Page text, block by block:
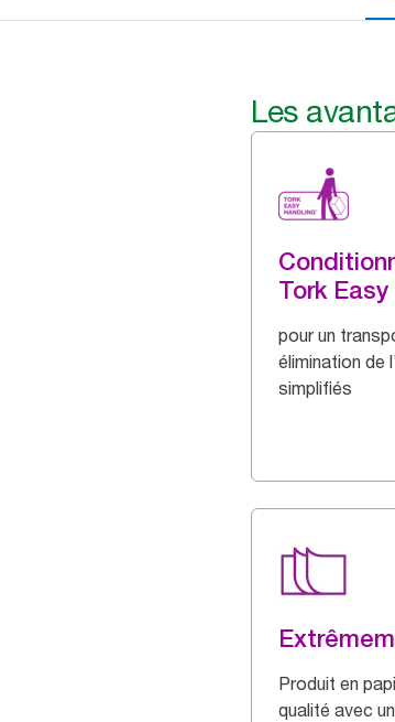
Les
Tork
pour un
élimination de
simplifiés
Produit en
qualité avec